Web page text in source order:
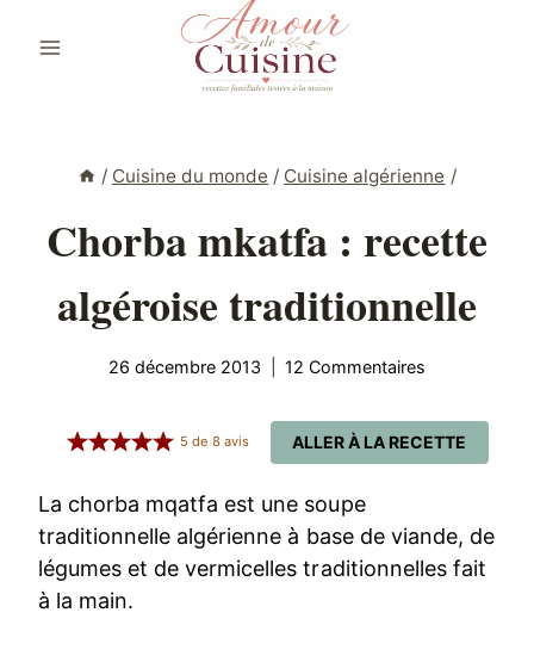
/ Cuisine du monde / Cuisine algérienne /
Chorba mkatfa : recette
algéroise traditionnelle
26 décembre 2013 12 Commentaires
ALLER À LA RECETTE
5 de8 avis
La chorba mqatfa est une soupe
traditionnelle algérienne à base de viande, de
légumes et de vermicelles traditionnelles fait
à la main.